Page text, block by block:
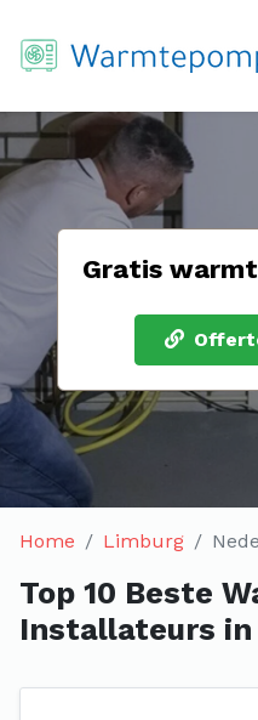
Gratis
Home Limburg
Top 10 Beste
Installateurs